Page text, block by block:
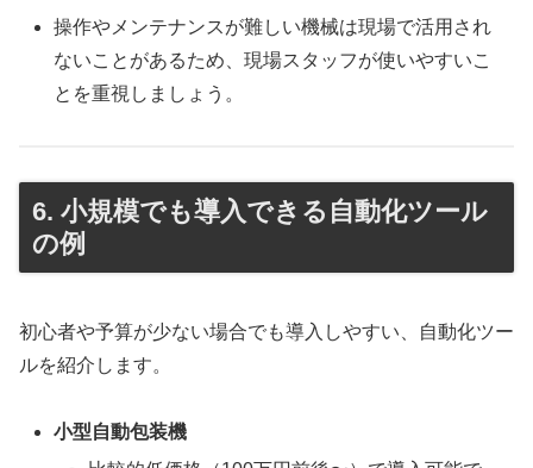
操作やメンテナンスが難しい機械は現場で活用され
ないことがあるため、現場スタッフが使いやすいこ
とを重視しましょう。
6. 小規模でも導入できる自動化ツール
の例
初心者や予算が少ない場合でも導入しやすい、自動化ツー
ルを紹介します。
小型自動包装機